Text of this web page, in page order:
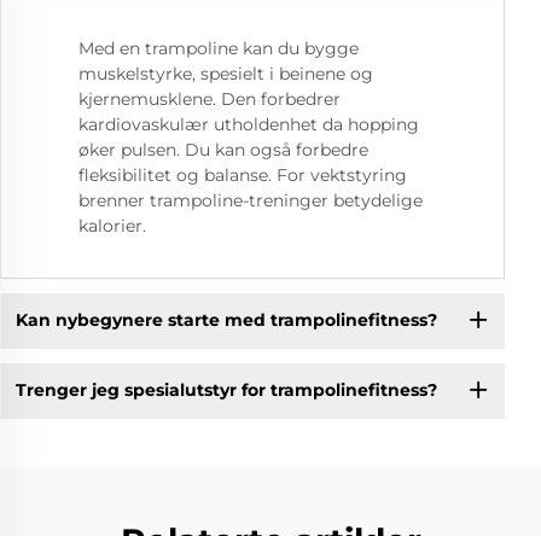
Med en trampoline kan du bygge
muskelstyrke, spesielt i beinene og
kjernemusklene. Den forbedrer
kardiovaskulær utholdenhet da hopping
øker pulsen. Du kan også forbedre
fleksibilitet og balanse. For vektstyring
brenner trampoline-treninger betydelige
kalorier.
Kan nybegynere starte med trampolinefitness?
Trenger jeg spesialutstyr for trampolinefitness?